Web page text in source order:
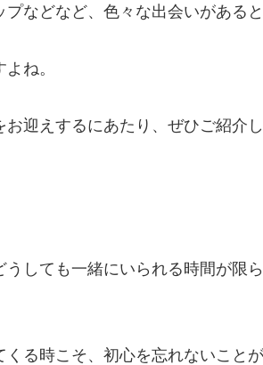
などなど、色々な出会いがあると
ね。
迎えするにあたり、ぜひご紹介
しても一緒にいられる時間が限
る時こそ、初心を忘れないことが